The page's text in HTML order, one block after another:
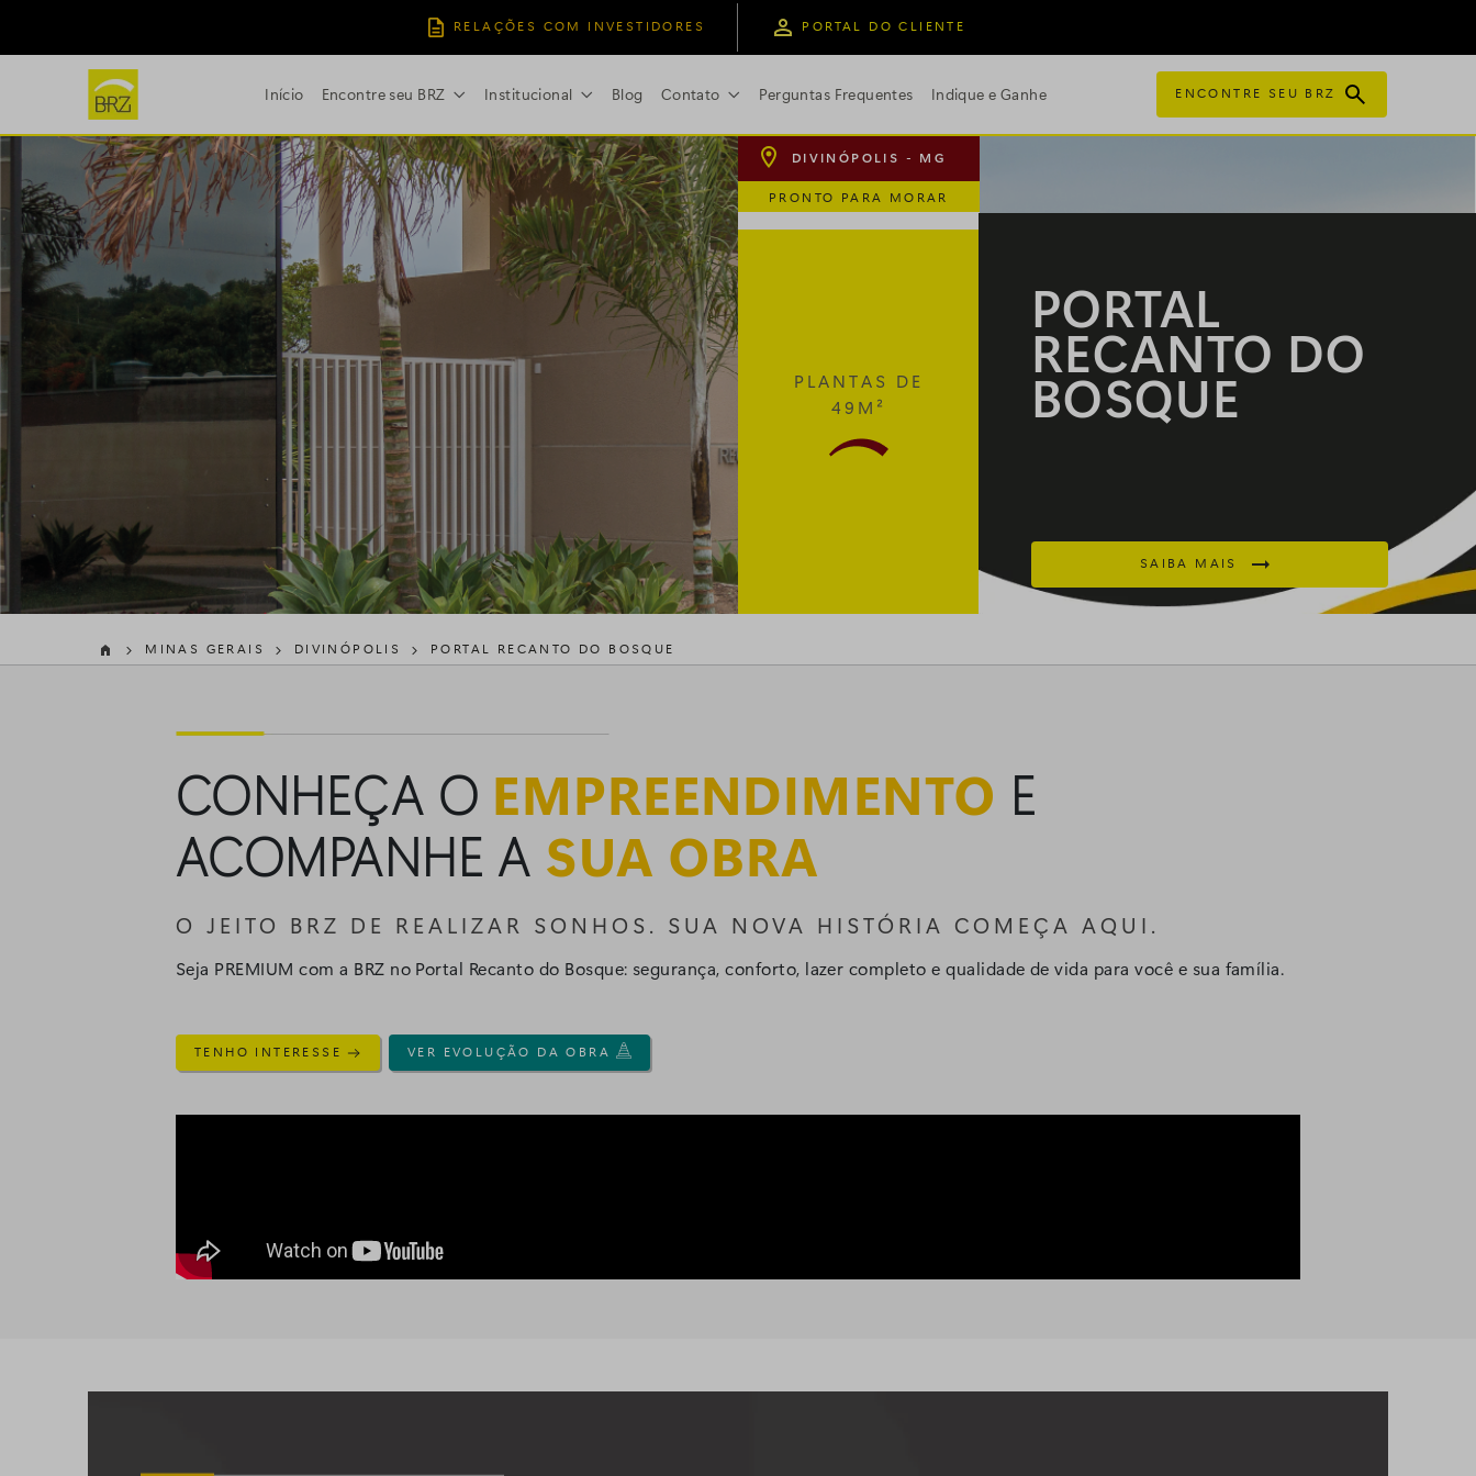
RELAÇÕES COM INVESTIDORES PORTAL DO CLIENTE
Início Encontre seu BRZ Institucional Blog Contato Perguntas Frequentes Indique e Ganhe ENCONTRE SEU BRZ
 DIVINÓPOLIS - MG
PRONTO PARA MORAR
PLANTAS DE
49M²
PORTAL
RECANTO DO
BOSQUE
SAIBA MAIS 
 MINAS GERAIS  DIVINÓPOLIS  PORTAL RECANTO DO BOSQUE
CONHEÇA O EMPREENDIMENTO E
ACOMPANHE A SUA OBRA
O JEITO BRZ DE REALIZAR SONHOS. SUA NOVA HISTÓRIA COMEÇA AQUI.
Seja PREMIUM com a BRZ no Portal Recanto do Bosque: segurança, conforto, lazer completo e qualidade de vida para você e sua família.
TENHO INTERESSE VER EVOLUÇÃO DA OBRA